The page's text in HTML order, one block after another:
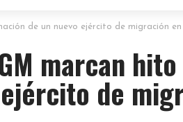
de un nuevo ejército de migración en
marcan
de